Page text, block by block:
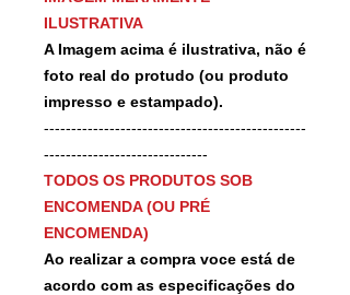
ILUSTRATIVA
A Imagem acima é ilustrativa, não é
foto real do protudo (ou produto
impresso e estampado).
------------------------------------------------
------------------------------
TODOS OS PRODUTOS SOB
ENCOMENDA (OU PRÉ
ENCOMENDA)
Ao realizar a compra voce está de
acordo com as especificações do